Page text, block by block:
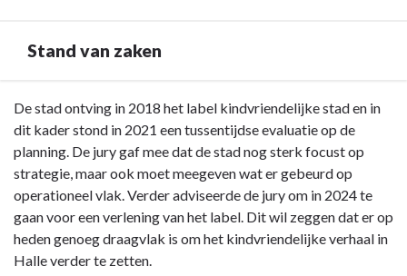
Stand van zaken
Terug
naar
navigatie
Kindvriendelijk
Stand
van
De stad ontving in 2018 het label kindvriendelijke stad en in
dit kader stond in 2021 een tussentijdse evaluatie op de
planning. De jury gaf mee dat de stad nog sterk focust op
strategie, maar ook moet meegeven wat er gebeurd op
operationeel vlak. Verder adviseerde de jury om in 2024 te
gaan voor een verlening van het label. Dit wil zeggen dat er op
heden genoeg draagvlak is om het kindvriendelijke verhaal in
Halle verder te zetten.